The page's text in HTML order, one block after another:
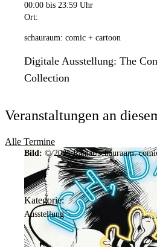
00:00 bis 23:59 Uhr
Ort:
schauraum: comic + cartoon
Digitale Ausstellung: The
Collection
Veranstaltungen an
Alle Termine
Bild: © 2025 Ramar/schauraum:
Kategorie:
Ausstellung